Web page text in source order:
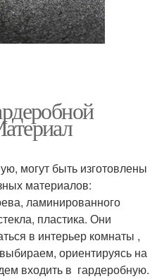
могут быть изготовлены
материалов:
ламинированного
пластика. Они
в интерьер комнаты ,
ориентируясь на
входить в гардеробную.